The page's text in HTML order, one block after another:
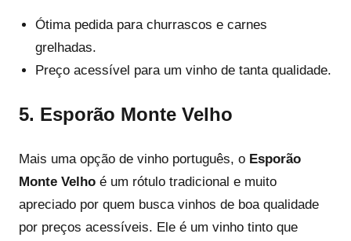
Ótima pedida para churrascos e carnes
grelhadas.
Preço acessível para um vinho de tanta qualidade.
5. Esporão Monte Velho
Mais uma opção de vinho português, o Esporão
Monte Velho é um rótulo tradicional e muito
apreciado por quem busca vinhos de boa qualidade
por preços acessíveis. Ele é um vinho tinto que